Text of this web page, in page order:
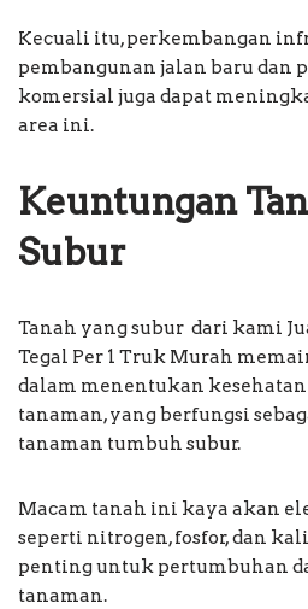
Kecuali itu, perkembangan
pembangunan jalan baru dan
komersial juga dapat
area ini.
Keuntungan
Subur
Tanah yang subur dari kami
Tegal Per 1 Truk Murah
dalam menentukan
tanaman, yang berfungsi
tanaman tumbuh subur.
Macam tanah ini kaya akan
seperti nitrogen, fosfor, dan
penting untuk pertumbuhan
tanaman.